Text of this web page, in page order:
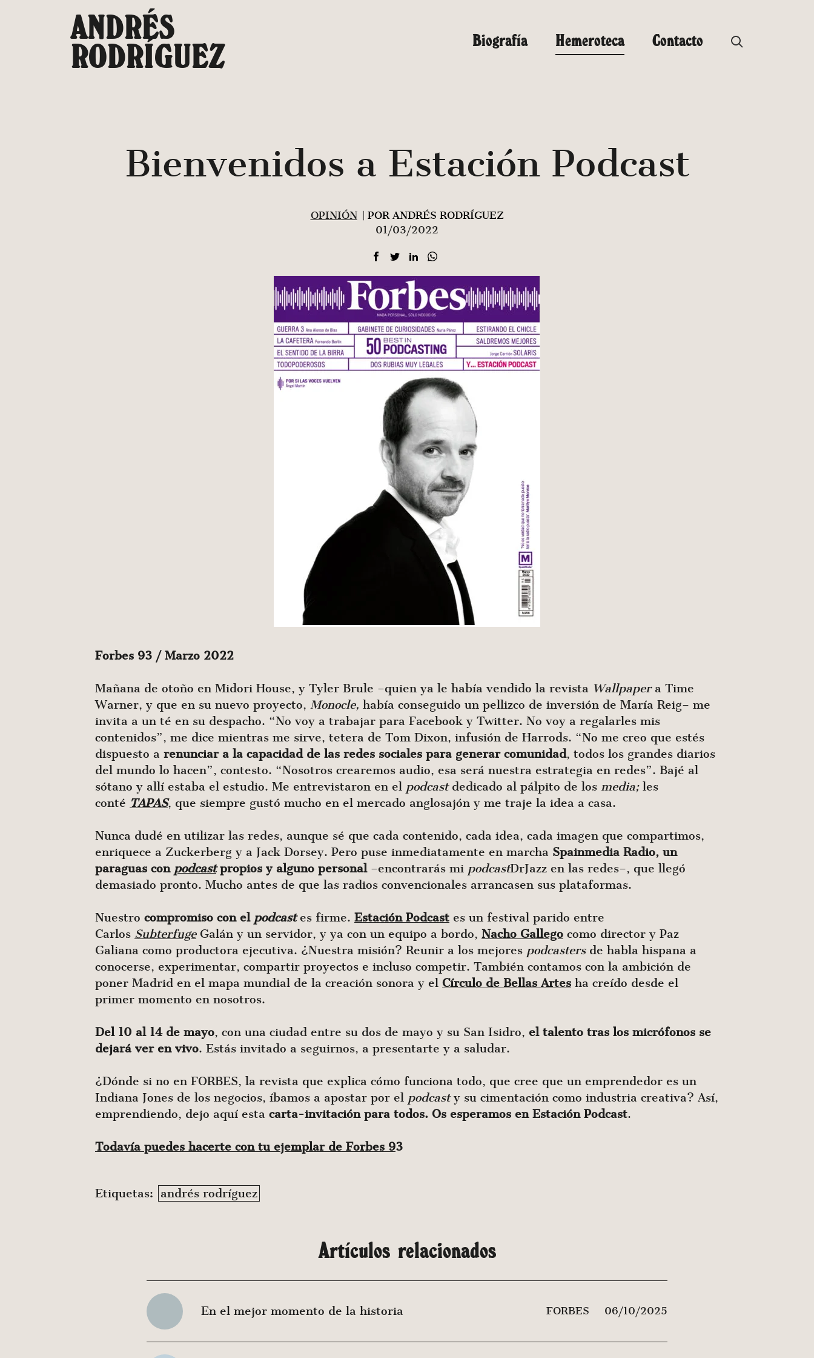
ANDRÉS
RODRÍGUEZ Biografía Hemeroteca Contacto
Bienvenidos a Estación Podcast
OPINIÓN
| POR ANDRÉS RODRÍGUEZ
01/03/2022
Forbes 93 / Marzo 2022
Mañana de otoño en Midori House, y Tyler Brule –quien ya le había vendido la revista Wallpapera Time
Warner, y que en su nuevo proyecto, Monocle, había conseguido un pellizco de inversión de María Reig– me
invita a un té en su despacho. “No voy a trabajar para Facebook y Twitter. No voy a regalarles mis
contenidos”, me dice mientras me sirve, tetera de Tom Dixon, infusión de Harrods. “No me creo que estés
dispuesto a renunciar a la capacidad de las redes sociales para generar comunidad, todos los grandes diarios
del mundo lo hacen”, contesto. “Nosotros crearemos audio, esa será nuestra estrategia en redes”. Bajé al
sótano y allí estaba el estudio. Me entrevistaron en el podcastdedicado al pálpito de los media; les
conté TAPAS, que siempre gustó mucho en el mercado anglosajón y me traje la idea a casa.
Nunca dudé en utilizar las redes, aunque sé que cada contenido, cada idea, cada imagen que compartimos,
enriquece a Zuckerberg y a Jack Dorsey. Pero puse inmediatamente en marcha Spainmedia Radio, un
paraguas con podcastpropios y alguno personal–encontrarás mi podcastDrJazz en las redes–, que llegó
demasiado pronto. Mucho antes de que las radios convencionales arrancasen sus plataformas.
Nuestro compromiso con el podcastes firme. Estación Podcast es un festival parido entre
Carlos SubterfugeGalán y un servidor, y ya con un equipo a bordo, Nacho Gallego como director y Paz
Galiana como productora ejecutiva. ¿Nuestra misión? Reunir a los mejores podcasters de habla hispana a
conocerse, experimentar, compartir proyectos e incluso competir. También contamos con la ambición de
poner Madrid en el mapa mundial de la creación sonora y el Círculo de Bellas Artes ha creído desde el
primer momento en nosotros.
Del 10 al 14 de mayo, con una ciudad entre su dos de mayo y su San Isidro, el talento tras los micrófonos se
dejará ver en vivo. Estás invitado a seguirnos, a presentarte y a saludar.
¿Dónde si no en FORBES, la revista que explica cómo funciona todo, que cree que un emprendedor es un
Indiana Jones de los negocios, íbamos a apostar por el podcasty su cimentación como industria creativa? Así,
emprendiendo, dejo aquí esta carta-invitación para todos. Os esperamos en Estación Podcast.
Todavía puedes hacerte con tu ejemplar de Forbes 93
Etiquetas: andrés rodríguez
Artículos relacionados
En el mejor momento de la historia FORBES 06/10/2025